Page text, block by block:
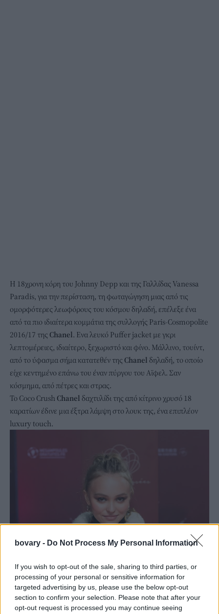
bovary - Do Not Process My Personal Information
If you wish to opt-out of the sale, sharing to third parties, or
processing of your personal or sensitive information for
targeted advertising by us, please use the below opt-out
section to confirm your selection. Please note that after your
opt-out request is processed you may continue seeing
Η 18χρονη κόρη του Johnny Depp και της Γαλλίδας Vanessa
Paradis, για την περίσταση, τη φωταγώγηση μιας από τις
ομορφότερες λεωφόρους του κόσμου δηλαδή, επέλεξε ένα
από τα πιο ιδιαίτερα κομμάτια της συλλογής Paris-Cosmopolite
2016/17 της Chanel. Ενα λευκό Puffer jacket με γκρι
λεπτομέρειες, ιδιαίτερο, ξεχωριστό και φίνο. Μάλλινο, τουίντ,
από το ύφασμα σήμα κατατεθέν της Chanel δηλαδή, το οποίο
είχε κεντημένο επάνω του έναν πύργου του Αϊφελ. Σαν
κόσμημα, από πέτρες και στρας.
Το Coco Crush Chanel δαχτυλίδι της από κίτρινο χρυσό 18
καρατίων έδινε μια έξτρα λάμψη στο λουκ της, ένα επιπλέον
luxury touch.